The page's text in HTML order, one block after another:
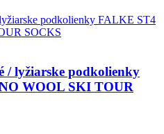
/ lyžiarske podkolienky
WOOL SKI TOUR